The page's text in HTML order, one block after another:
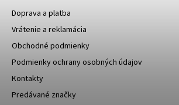
Doprava a platba
Vrátenie a reklamácia
Obchodné podmienky
Podmienky ochrany osobných údajov
Kontakty
Predávané značky